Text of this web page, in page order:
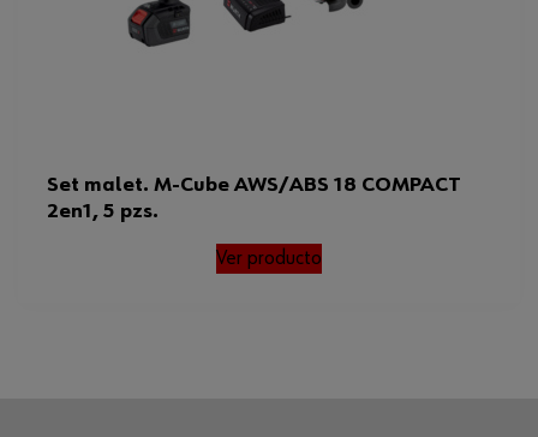
Set malet. M-Cube AWS/ABS 18 COMPACT
2en1, 5 pzs.
Ver producto